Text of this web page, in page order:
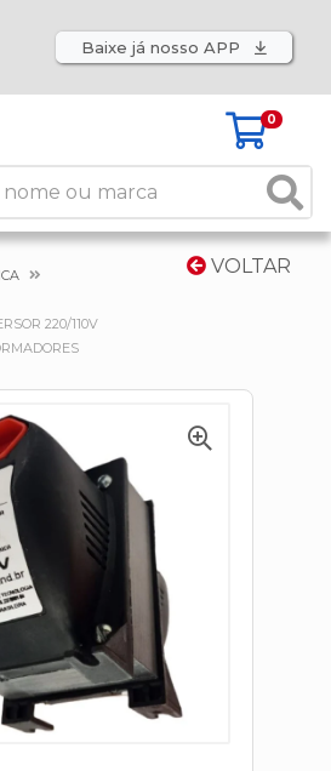
Baixe já nosso APP
0
VOLTAR
220/110V